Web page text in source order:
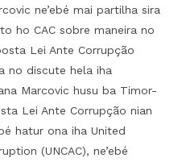
ne’ebé mai partilha sira
ho CAC sobre maneira no
Lei Ante Corrupção
no discute hela iha
Marcovic husu ba Timor-
Lei Ante Corrupção nian
hatur ona iha United
(UNCAC), ne’ebé